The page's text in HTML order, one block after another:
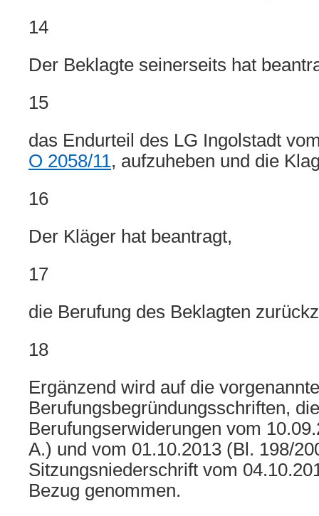
14
Der Beklagte seinerseits hat
15
das Endurteil des LG Ingolstadt
O 2058/11, aufzuheben und die
16
Der Kläger hat beantragt,
17
die Berufung des Beklagten
18
Ergänzend wird auf die
Berufungsbegründungsschriften, die
Berufungserwiderungen vom
A.) und vom 01.10.2013 (Bl. 198/
Sitzungsniederschrift vom
Bezug genommen.